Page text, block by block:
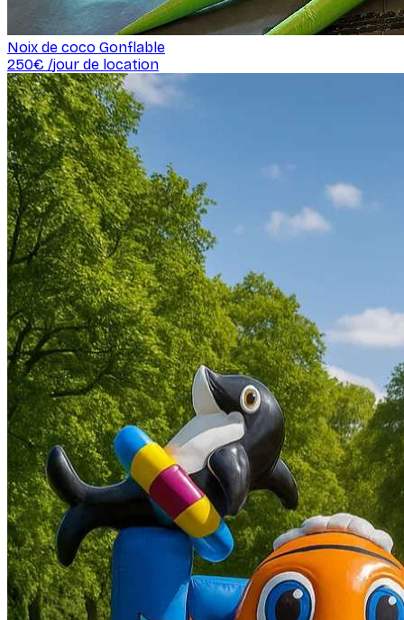
Noix de coco Gonflable
250€ /jour de location